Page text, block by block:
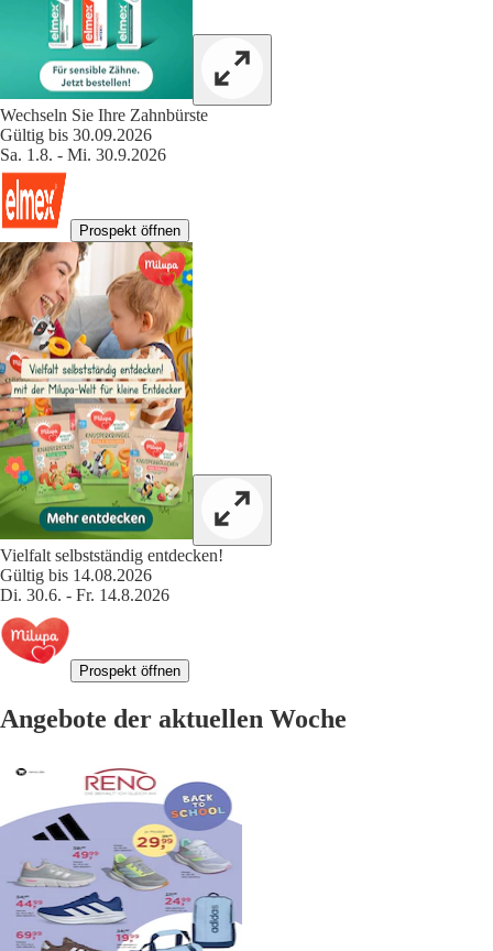
Wechseln Sie Ihre Zahnbürste
Gültig bis 30.09.2026
Sa. 1.8. - Mi. 30.9.2026
Prospekt öffnen
Vielfalt selbstständig entdecken!
Gültig bis 14.08.2026
Di. 30.6. - Fr. 14.8.2026
Prospekt öffnen
Angebote der aktuellen Woche